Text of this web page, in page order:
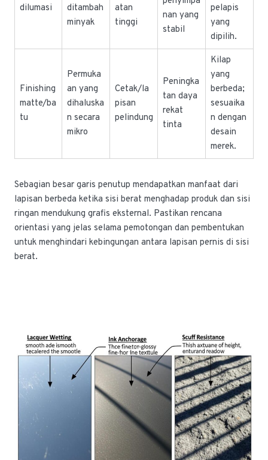
dilumasi
ditambah
minyak
atan
tinggi
nan yang
stabil
pelapis
yang
dipilih.
Finishing
matte/ba
tu
Permuka
an yang
dihaluska
n secara
mikro
Cetak/la
pisan
pelindung
Peningka
tan daya
rekat
tinta
Kilap
yang
berbeda;
sesuaika
n dengan
desain
merek.
Sebagian besar garis penutup mendapatkan manfaat dari
lapisan berbeda ketika sisi berat menghadap produk dan sisi
ringan mendukung grafis eksternal. Pastikan rencana
orientasi yang jelas selama pemotongan dan pembentukan
untuk menghindari kebingungan antara lapisan pernis di sisi
berat.